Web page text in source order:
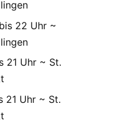
22 Uhr ~
21 Uhr ~ St.
21 Uhr ~ St.